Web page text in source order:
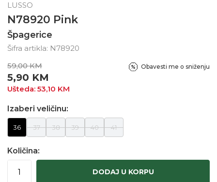
LUSSO
N78920 Pink
Špagerice
Šifra artikla: N78920
59,00 KM
5,90 KM
Ušteda: 53,10 KM
Obavesti me o sniženju
Izaberi veličinu:
36 37 38 39 40 41
Količina:
DODAJ U KORPU